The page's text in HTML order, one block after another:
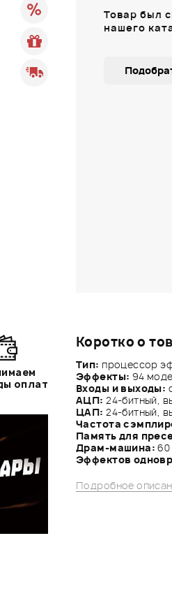
Коротко о
Тип: процессор
Эффекты: 94
Входы и выходы:
АЦП: 24-битный,
ЦАП: 24-битный,
Частота
Память для
Драм-машина: 60
Эффектов
Подробное
Товар был
нашего
оплат